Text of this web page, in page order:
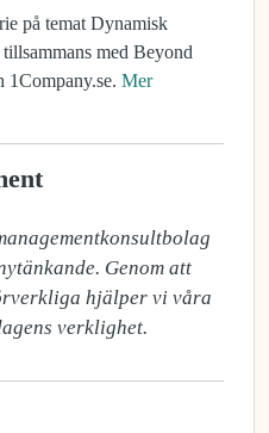
på temat Dynamisk
med Beyond
Mer
Genom att
hjälper vi våra
verklighet.